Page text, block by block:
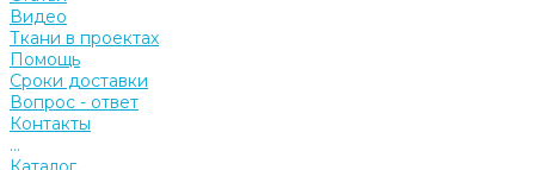
Видео
Ткани в проектах
Помощь
Сроки доставки
Вопрос - ответ
Контакты
...